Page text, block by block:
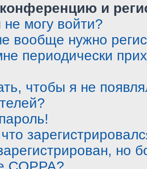
и
могу войти?
вообще нужно
периодически
чтобы я не
но